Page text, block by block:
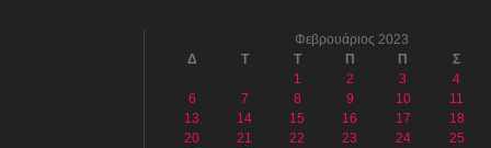
Φεβρουάριος 2023
Δ
Τ Τ Π Π
Σ
1
2 3
4
6
7 8 9 10
11
13
14 15 16 17
18
20
21 22 23 24
25